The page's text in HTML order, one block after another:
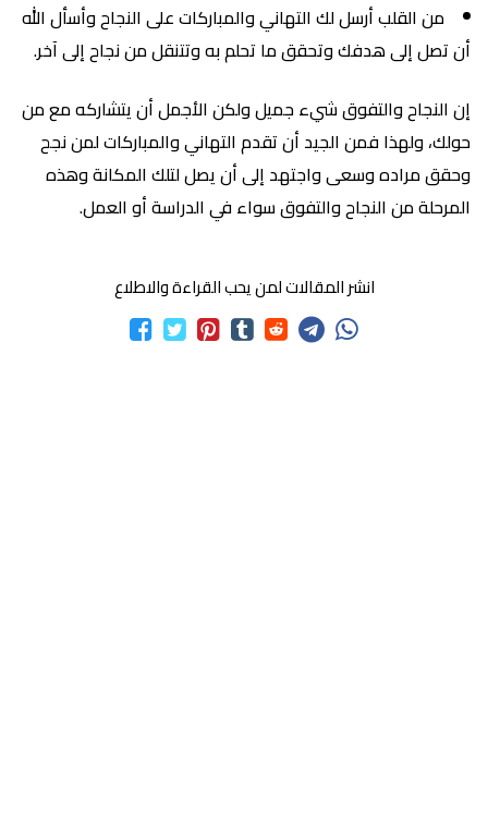
من القلب أرسل لك التهاني والمباركات على النجاح وأسأل الله
أن تصل إلى هدفك وتحقق ما تحلم به وتتنقل من نجاح إلى آخر.
إن النجاح والتفوق شيء جميل ولكن الأجمل أن يتشاركه مع من
حولك، ولهذا فمن الجيد أن تقدم التهاني والمباركات لمن نجح
وحقق مراده وسعى واجتهد إلى أن يصل لتلك المكانة وهذه
المرحلة من النجاح والتفوق سواء في الدراسة أو العمل.
انشر المقالات لمن يحب القراءة والاطلاع